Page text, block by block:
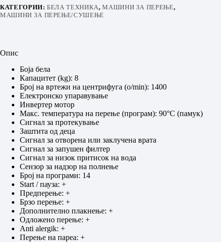
КАТЕГОРИИ:БЕЛА ТЕХНИКА,МАШИНИ ЗА ПЕРЕЊЕ,
МАШИНИ ЗА ПЕРЕЊЕ/СУШЕЊЕ
Опис
Боја бела
Капацитет (kg): 8
Број на вртежи на центрифуга (o/min): 1400
Електронско упаравување
Инвертер мотор
Макс. температура на перење (програм): 90°C (памук)
Сигнал за протекување
Заштита од деца
Сигнал за отворена или заклучена врата
Сигнал за запушен филтер
Сигнал за низок притисок на вода
Сензор за надзор на полнење
Број на програми: 14
Start / пауза: +
Предперење: +
Брзо перење: +
Дополнително плакнење: +
Одложено перење: +
Anti alergik: +
Перење на пареа: +